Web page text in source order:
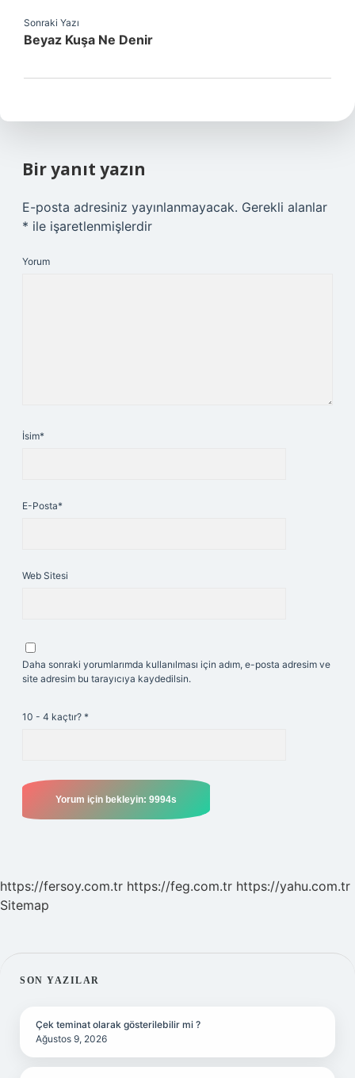
Sonraki Yazı
Beyaz Kuşa Ne Denir
Bir yanıt yazın
E-posta adresiniz yayınlanmayacak. Gerekli alanlar
* ile işaretlenmişlerdir
Yorum
İsim*
E-Posta*
Web Sitesi
Daha sonraki yorumlarımda kullanılması için adım, e-posta adresim ve
site adresim bu tarayıcıya kaydedilsin.
10 - 4 kaçtır? *
https://fersoy.com.tr https://feg.com.tr https://yahu.com.tr
Sitemap
SIDEBAR
SON YAZILAR
Çek teminat olarak gösterilebilir mi ?
Ağustos 9, 2026